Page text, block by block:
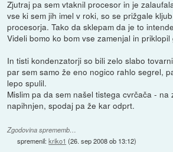
Zjutraj pa sem vtaknil procesor in je
vse ki sem jih imel v roki, so se prižgale
procesorja. Tako da sklepam da je to
Videli bomo ko bom vse zamenjal in
In tisti kondenzatorji so bili zelo slabo
par sem samo že eno nogico rahlo segrel,
lepo spulil.
Mislim pa da sem našel tistega cvrčača - na
napihnjen, spodaj pa že kar odprt.
Zgodovina sprememb…
spremenil:kriko1 (26. sep 2008 ob 13:12)